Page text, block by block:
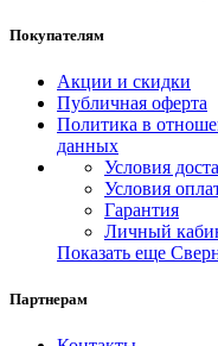
Покупателям
Акции и скидки
Публичная оферта
Политика в
данных
Условия
Условия
Гарантия
Личный
Показать еще
Партнерам